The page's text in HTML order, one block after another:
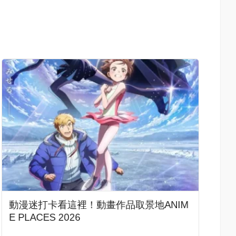
動漫迷打卡看這裡！動畫作品取景地ANIM
E PLACES 2026